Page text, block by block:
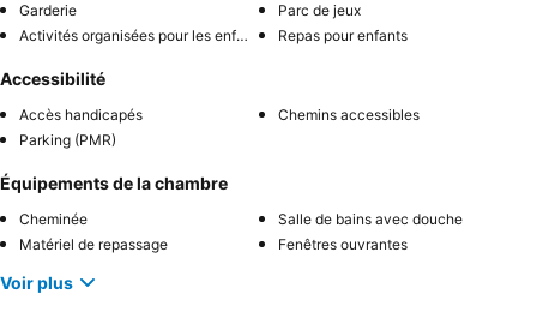
Garderie
Parc de jeux
Activités organisées pour les enfants
Repas pour enfants
Accessibilité
Accès handicapés
Chemins accessibles
Parking (PMR)
Équipements de la chambre
Cheminée
Salle de bains avec douche
Matériel de repassage
Fenêtres ouvrantes
Voir plus